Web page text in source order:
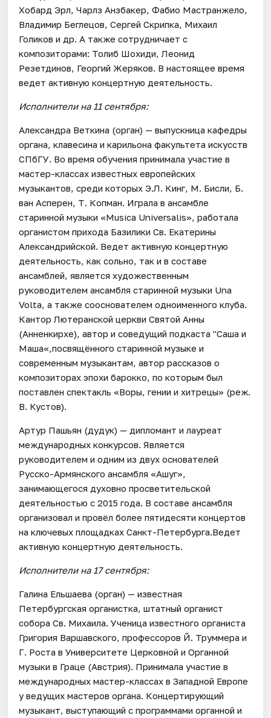
Хобард Эрл, Чарлз Анзбакер, Фабио Мастранжело,
Владимир Беглецов, Сергей Скрипка, Михаил
Голиков и др. А также сотрудничает с
композиторами: Толиб Шохиди, Леонид
Резетдинов, Георгий Жеряков. В настоящее время
ведет активную концертную деятельность.
Исполнители на 11 сентября:
Александра Веткина (орган) — выпускница кафедры
органа, клавесина и карильона факультета искусств
СПбГУ. Во время обучения принимала участие в
мастер-классах известных европейских
музыкантов, среди которых Э.Л. Кинг, М. Бисли, Б.
ван Асперен, Т. Копман. Играла в ансамбле
старинной музыки «Musica Universalis», работала
органистом прихода Базилики Св. Екатерины
Александрийской. Ведет активную концертную
деятельность, как сольно, так и в составе
ансамблей, является художественным
руководителем ансамбля старинной музыки Una
Volta, а также сооснователем одноименного клуба.
Кантор Лютеранской церкви Святой Анны
(Анненкирхе), автор и соведущий подкаста "Саша и
Маша«,посвящённого старинной музыке и
современным музыкантам, автор рассказов о
композиторах эпохи барокко, по которым был
поставлен спектакль «Воры, гении и хитрецы» (реж.
В. Кустов).
Артур Пашьян (дудук) — дипломант и лауреат
международных конкурсов. Является
руководителем и одним из двух основателей
Русско-Армянского ансамбля «Ашуг»,
занимающегося духовно просветительской
деятельностью с 2015 года. В составе ансамбля
организовал и провёл более пятидесяти концертов
на ключевых площадках Санкт-Петербурга.Ведет
активную концертную деятельность.
Исполнители на 17 сентября:
Галина Ельшаева (орган) — известная
Петербургская органистка, штатный органист
собора Св. Михаила. Ученица известного органиста
Григория Варшавского, профессоров Й. Труммера и
Г. Роста в Университете Церковной и Органной
музыки в Граце (Австрия). Принимала участие в
международных мастер-классах в Западной Европе
у ведущих мастеров органа. Концертирующий
музыкант, выступающий с программами органной и